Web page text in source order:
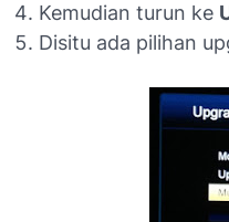
Kemudian turun ke
Disitu ada pilihan